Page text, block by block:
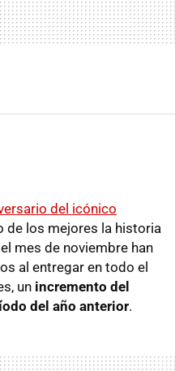
del icónico
de los mejores la historia
mes de noviembre han
al entregar en todo el
un incremento del
del año anterior.